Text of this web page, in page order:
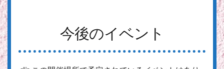
今後のイベント